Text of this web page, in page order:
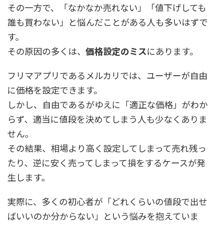
その一方で、「なかなか売れない」「値下げしても
誰も買わない」と悩んだことがある人も多いはずで
す。
その原因の多くは、 価格設定のミスにあります。
フリマアプリであるメルカリでは、ユーザーが自由
に価格を設定できます。
しかし、自由であるがゆえに「適正な価格」がわか
らず、適当に値段を決めてしまう人も少なくありま
せん。
その結果、相場より高く設定してしまって売れ残っ
たり、逆に安く売ってしまって損をするケースが発
生します。
実際に、多くの初心者が「どれくらいの値段で出せ
ばいいのか分からない」という悩みを抱えていま